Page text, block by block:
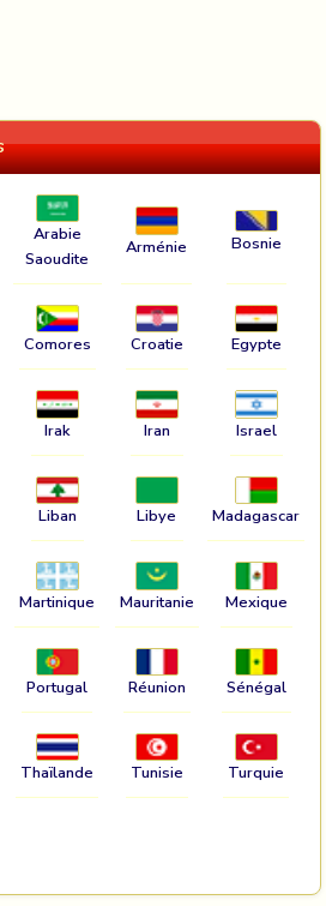
Arabie
Saoudite
Arménie Bosnie
Comores Croatie Egypte
Irak Iran Israel
Liban Libye Madagascar
Martinique Mauritanie Mexique
Portugal Réunion Sénégal
Thaïlande Tunisie Turquie